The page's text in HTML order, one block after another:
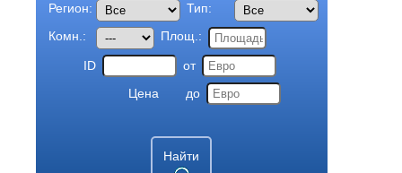
Регион:
Тип:
Комн.:
Площ.:
ID
от
Цена
до
Найти